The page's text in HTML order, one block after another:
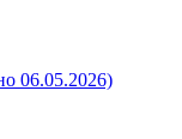
06.05.2026)